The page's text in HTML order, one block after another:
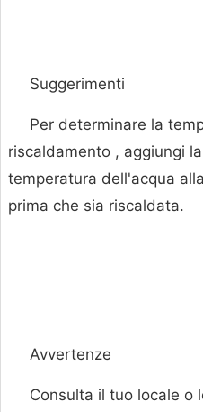
Suggerimenti
Per determinare la
riscaldamento , aggiungi
temperatura dell'acqua
prima che sia riscaldata.
Avvertenze
Consulta il tuo locale o